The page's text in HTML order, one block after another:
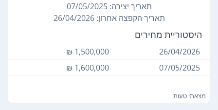
תאריך יצירה: 07/05/2025
תאריך הקפצה אחרון: 26/04/2026
היסטוריית מחירים
26/04/2026
1,500,000 ₪
07/05/2025
1,600,000 ₪
מצאתי טעות